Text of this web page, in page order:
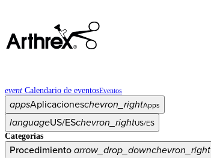
event Calendario de eventosEventos
appsAplicacioneschevron_rightApps
languageUS/ESchevron_rightUS/ES
Categorías
Procedimientoarrow_drop_downchevron_right